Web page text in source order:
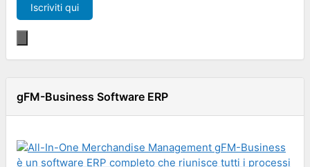
gFM-Business Software ERP